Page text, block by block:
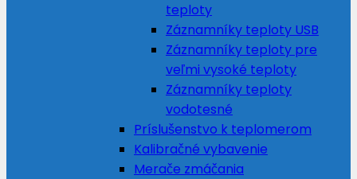
teploty
Záznamníky teploty USB
Záznamníky teploty pre
veľmi vysoké teploty
Záznamníky teploty
vodotesné
Príslušenstvo k teplomerom
Kalibračné vybavenie
Merače zmáčania